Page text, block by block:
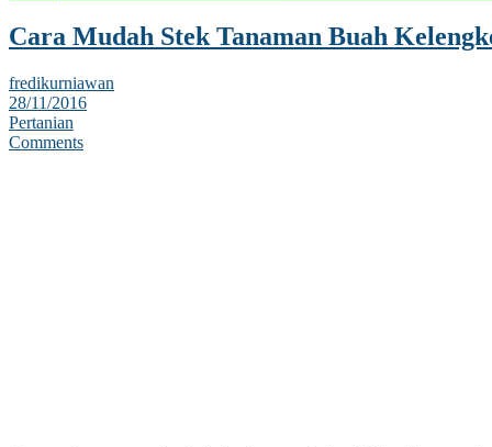
Cara Mudah Stek Tanaman Buah
fredikurniawan
28/11/2016
Pertanian
Comments